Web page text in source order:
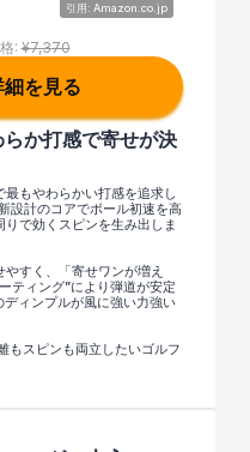
引用: Amazon.co.jp
: ¥7,370
を見る
か打感で寄せが決
もやわらかい打感を追求し
設計のコアでボール初速を高
で効くスピンを生み出しま
すく、「寄せワンが増え
ティング”により弾道が安定
ィンプルが風に強い力強い
スピンも両立したいゴルフ